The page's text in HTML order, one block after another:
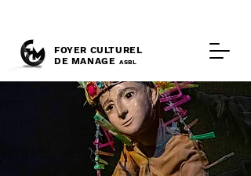
FOYER CULTUREL
DE MANAGE ASBL